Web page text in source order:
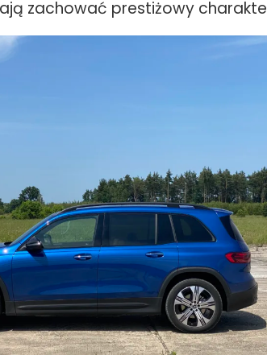
zachować prestiżowy